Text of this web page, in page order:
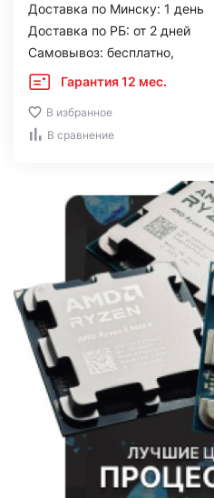
Доставка по Минску: 1 день
Доставка по РБ: от 2 дней
Самовывоз: бесплатно,
Гарантия 12 мес.
В избранное
В сравнение